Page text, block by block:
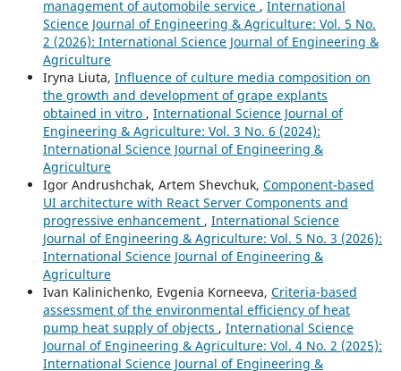
management of automobile service , International
Science Journal of Engineering & Agriculture: Vol. 5 No.
2 (2026): International Science Journal of Engineering &
Agriculture
Iryna Liuta, Influence of culture media composition on
the growth and development of grape explants
obtained in vitro , International Science Journal of
Engineering & Agriculture: Vol. 3 No. 6 (2024):
International Science Journal of Engineering &
Agriculture
Igor Andrushchak, Artem Shevchuk, Component-based
UI architecture with React Server Components and
progressive enhancement , International Science
Journal of Engineering & Agriculture: Vol. 5 No. 3 (2026):
International Science Journal of Engineering &
Agriculture
Ivan Kalinichenko, Evgenia Korneeva, Criteria-based
assessment of the environmental efficiency of heat
pump heat supply of objects , International Science
Journal of Engineering & Agriculture: Vol. 4 No. 2 (2025):
International Science Journal of Engineering &